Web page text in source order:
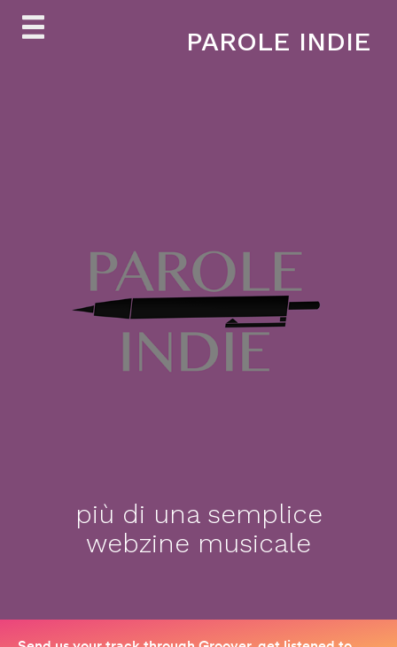
Skip
PAROLE INDIE
più di una semplice
webzine musicale